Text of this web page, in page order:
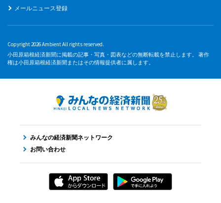
メールニュース登録
Copyright 2026 Ambient All rights reserved.
小田原箱根経済新聞に掲載の記事・写真・図表などの無断転載を禁止します。 著作
権は小田原箱根経済新聞またはその情報提供者に属します。
みんなの経済新聞ネットワーク
お問い合わせ